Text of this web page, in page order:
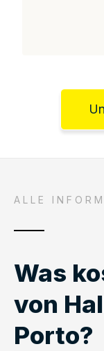
ALLE
Was
von
Porto?